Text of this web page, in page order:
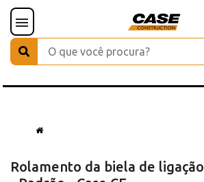
Rolamento da biela de ligação